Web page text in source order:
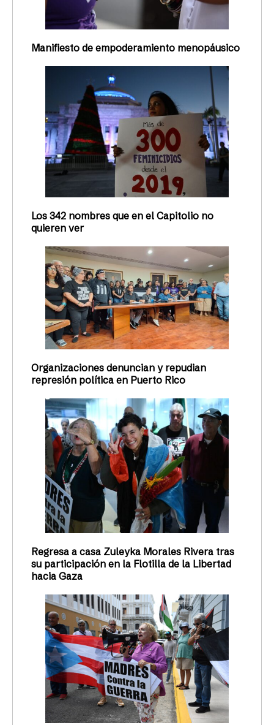
Manifiesto de empoderamiento menopáusico
Los 342 nombres que en el Capitolio no
quieren ver
Organizaciones denuncian y repudian
represión política en Puerto Rico
Regresa a casa Zuleyka Morales Rivera tras
su participación en la Flotilla de la Libertad
hacia Gaza